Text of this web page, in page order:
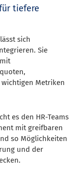
tiefere
sich
Sie
Metriken
es den HR-Teams
mit greifbaren
so Möglichkeiten
und der